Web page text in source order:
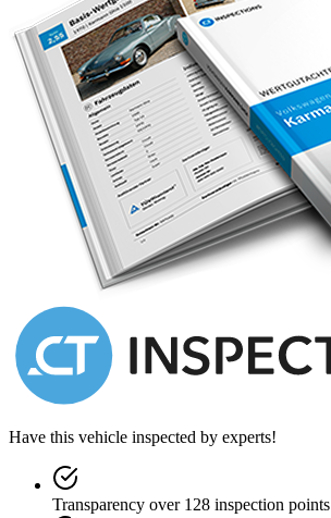
Have this vehicle inspected by experts!
Transparency over 128 inspection points